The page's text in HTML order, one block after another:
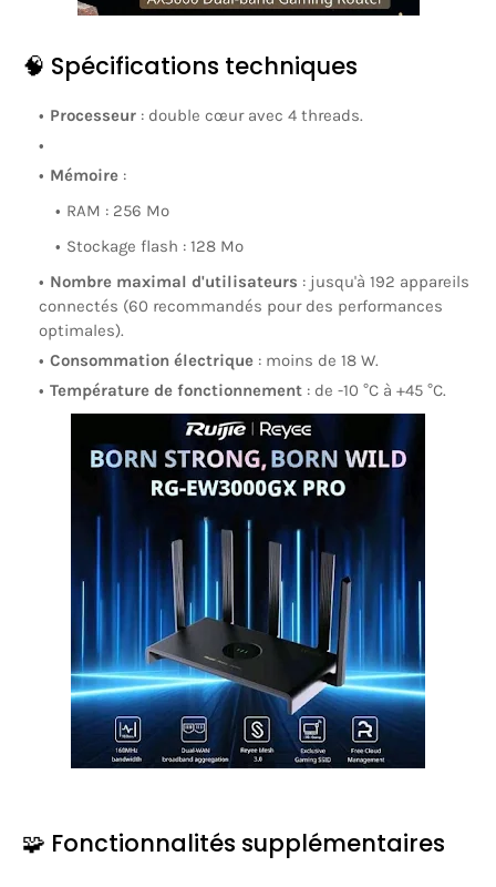
🧠 Spécifications techniques
Processeur : double cœur avec 4 threads.
Mémoire :
RAM : 256 Mo
Stockage flash : 128 Mo
Nombre maximal d'utilisateurs : jusqu'à 192 appareils
connectés (60 recommandés pour des performances
optimales).
Consommation électrique : moins de 18 W.
Température de fonctionnement : de -10 °C à +45 °C.
🧩 Fonctionnalités supplémentaires